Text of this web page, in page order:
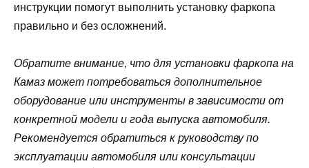
инструкции помогут выполнить установку фаркопа
правильно и без осложнений.
Обратите внимание, что для установки фаркопа на
Камаз может потребоваться дополнительное
оборудование или инструменты в зависимости от
конкретной модели и года выпуска автомобиля.
Рекомендуется обратиться к руководству по
эксплуатации автомобиля или консультации